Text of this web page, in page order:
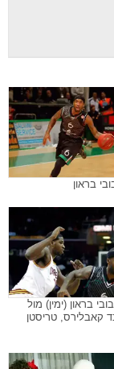
בראון
בראון (ימין) מול
קאבלירס, טריסטן